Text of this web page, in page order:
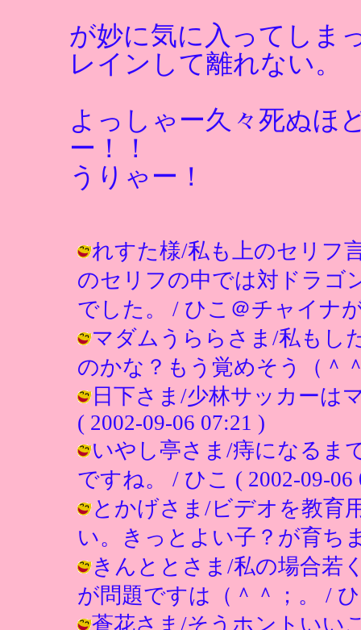
が妙に気に入ってしま
レインして離れない。
よっしゃー久々死ぬほ
ー！！
うりゃー！
れすた様/私も上のセリフ
のセリフの中では対ドラゴ
でした。 / ひこ＠チャイナ
マダムうららさま/私もし
のかな？もう覚めそう（＾
日下さま/少林サッカーは
( 2002-09-06 07:21 )
いやし亭さま/痔になるま
ですね。 / ひこ ( 2002-09-06
とかげさま/ビデオを教育
い。きっとよい子？が育ち
きんととさま/私の場合若
が問題ですは（＾＾；。 /
蒼花さま/そうホントいい